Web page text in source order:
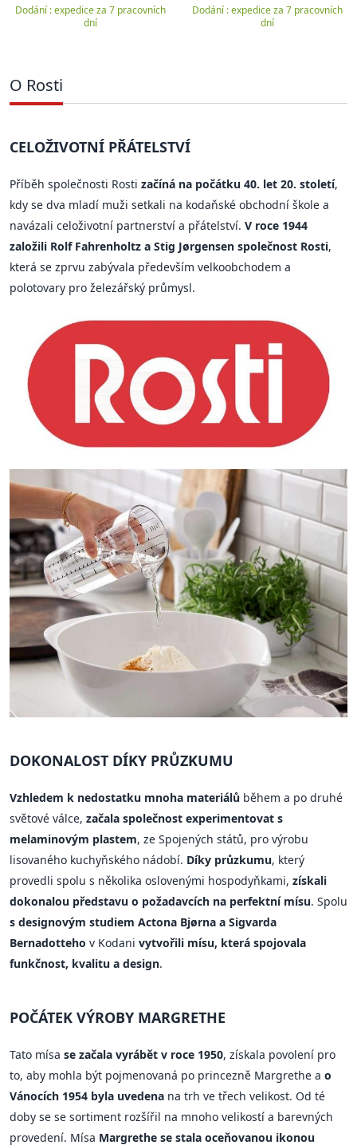
Dodání : expedice za 7 pracovních
dní
Dodání : expedice za 7 pracovních
dní
O Rosti
CELOŽIVOTNÍ PŘÁTELSTVÍ
Příběh společnosti Rosti začíná na počátku 40. let 20. století,
kdy se dva mladí muži setkali na kodaňské obchodní škole a
navázali celoživotní partnerství a přátelství. V roce 1944
založili Rolf Fahrenholtz a Stig Jørgensen společnost Rosti,
která se zprvu zabývala především velkoobchodem a
polotovary pro železářský průmysl.
DOKONALOST DÍKY PRŮZKUMU
Vzhledem k nedostatku mnoha materiálů během a po druhé
světové válce, začala společnost experimentovat s
melaminovým plastem, ze Spojených států, pro výrobu
lisovaného kuchyňského nádobí. Díky průzkumu, který
provedli spolu s několika oslovenými hospodyňkami, získali
dokonalou představu o požadavcích na perfektní mísu. Spolu
s designovým studiem Actona Bjørna a Sigvarda
Bernadotteho v Kodani vytvořili mísu, která spojovala
funkčnost, kvalitu a design.
POČÁTEK VÝROBY MARGRETHE
Tato mísa se začala vyrábět v roce 1950, získala povolení pro
to, aby mohla být pojmenovaná po princezně Margrethe a o
Vánocích 1954 byla uvedena na trh ve třech velikost. Od té
doby se se sortiment rozšířil na mnoho velikostí a barevných
provedení. Mísa Margrethe se stala oceňovanou ikonou